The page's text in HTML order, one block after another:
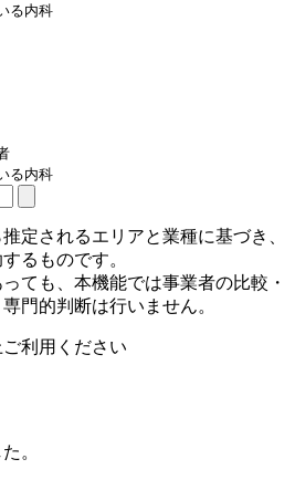
る内科
る内科
定されるエリアと業種に基づき、
るものです。
ても、本機能では事業者の比較・
門的判断は行いません。
利用ください
。